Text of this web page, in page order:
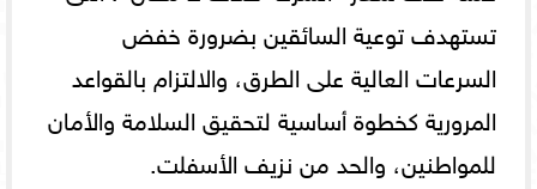
تستهدف توعية السائقين بضرورة خفض
السرعات العالية على الطرق، والالتزام بالقواعد
المرورية كخطوة أساسية لتحقيق السلامة والأمان
للمواطنين، والحد من نزيف الأسفلت.